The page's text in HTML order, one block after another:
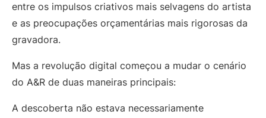
entre os impulsos criativos mais selvagens do artista
e as preocupações orçamentárias mais rigorosas da
gravadora.
Mas a revolução digital começou a mudar o cenário
do A&R de duas maneiras principais:
A descoberta não estava necessariamente